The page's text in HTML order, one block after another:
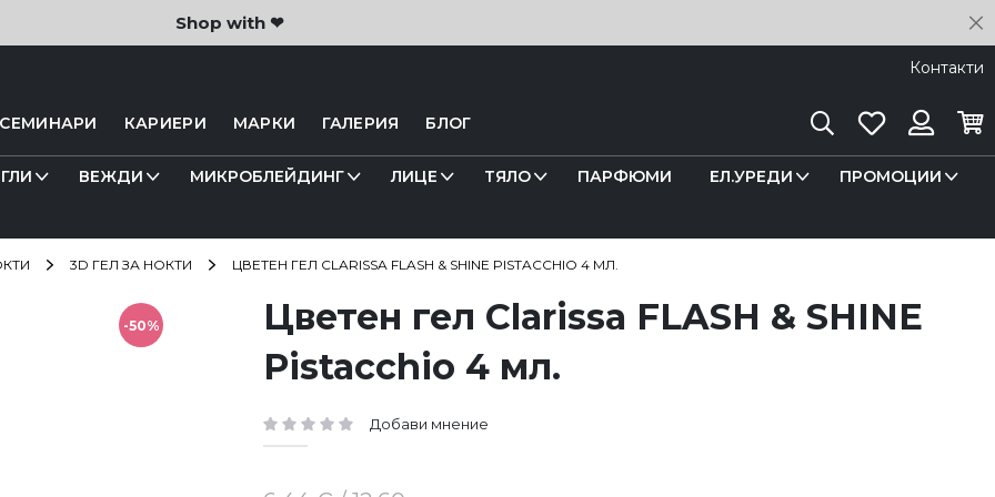
Shop with ❤
Контакти
КАРИЕРИ МАРКИ ГАЛЕРИЯ БЛОГ
ТърсенеЛюбими
ВЕЖДИ МИКРОБЛЕЙДИНГ ЛИЦЕ ТЯЛО ПАРФЮМИ ЕЛ.УРЕДИ ПРОМОЦИИ
3D ГЕЛ ЗА НОКТИ ЦВЕТЕН ГЕЛ CLARISSA FLASH & SHINE PISTACCHIO 4 МЛ.
Цветен гел Clarissa FLASH & SHINE
Pistacchio 4 мл.
рейтинг: Добави мнение
-50%